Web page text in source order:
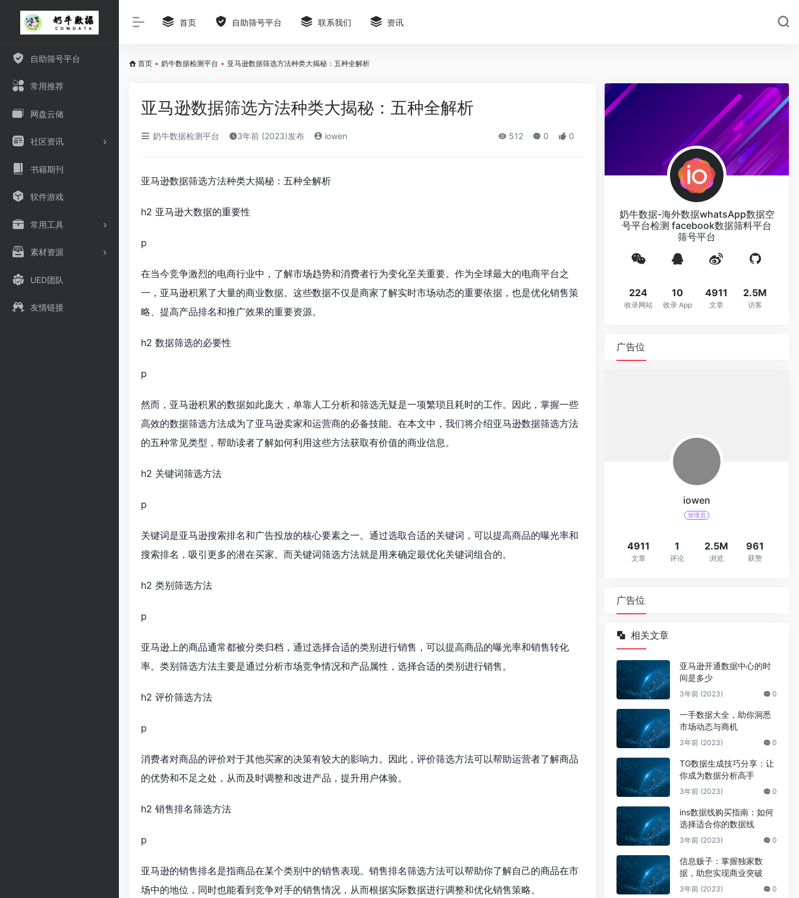
自助筛号平台
常用推荐
网盘云储
社区资讯
书籍期刊
软件游戏
常用工具
素材资源
UED团队
友情链接
首页 自助筛号平台 联系我们 资讯
首页 • 奶牛数据检测平台 • 亚马逊数据筛选方法种类大揭秘：五种全解析
亚马逊数据筛选方法种类大揭秘：五种全解析
奶牛数据检测平台 3年前 (2023)发布 iowen 512 0 0
亚马逊数据筛选方法种类大揭秘：五种全解析
h2 亚马逊大数据的重要性
p
在当今竞争激烈的电商行业中，了解市场趋势和消费者行为变化至关重要。作为全球最大的电商平台之
一，亚马逊积累了大量的商业数据。这些数据不仅是商家了解实时市场动态的重要依据，也是优化销售策
略、提高产品排名和推广效果的重要资源。
h2 数据筛选的必要性
p
然而，亚马逊积累的数据如此庞大，单靠人工分析和筛选无疑是一项繁琐且耗时的工作。因此，掌握一些
高效的数据筛选方法成为了亚马逊卖家和运营商的必备技能。在本文中，我们将介绍亚马逊数据筛选方法
的五种常见类型，帮助读者了解如何利用这些方法获取有价值的商业信息。
h2 关键词筛选方法
p
关键词是亚马逊搜索排名和广告投放的核心要素之一。通过选取合适的关键词，可以提高商品的曝光率和
搜索排名，吸引更多的潜在买家。而关键词筛选方法就是用来确定最优化关键词组合的。
h2 类别筛选方法
p
亚马逊上的商品通常都被分类归档，通过选择合适的类别进行销售，可以提高商品的曝光率和销售转化
率。类别筛选方法主要是通过分析市场竞争情况和产品属性，选择合适的类别进行销售。
h2 评价筛选方法
p
消费者对商品的评价对于其他买家的决策有较大的影响力。因此，评价筛选方法可以帮助运营者了解商品
的优势和不足之处，从而及时调整和改进产品，提升用户体验。
h2 销售排名筛选方法
p
亚马逊的销售排名是指商品在某个类别中的销售表现。销售排名筛选方法可以帮助你了解自己的商品在市
场中的地位，同时也能看到竞争对手的销售情况，从而根据实际数据进行调整和优化销售策略。
奶牛数据-海外数据whatsApp数据空
号平台检测 facebook数据筛料平台
筛号平台
224
收录网站
10
收录 App
4911
文章
2.5M
访客
广告位
iowen
管理员
4911
文章
1
评论
2.5M
浏览
961
获赞
广告位
相关文章
亚马逊开通数据中心的时
间是多少
3年前 (2023) 0
一手数据大全，助你洞悉
市场动态与商机
3年前 (2023) 0
TG数据生成技巧分享：让
你成为数据分析高手
3年前 (2023) 0
ins数据线购买指南：如何
选择适合你的数据线
3年前 (2023) 0
信息贩子：掌握独家数
据，助您实现商业突破
3年前 (2023) 0